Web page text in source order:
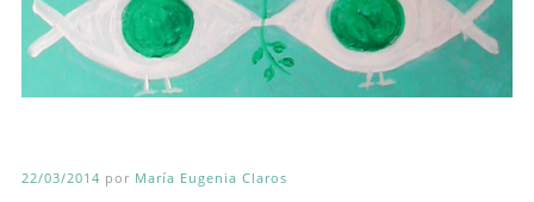
22/03/2014 por María Eugenia Claros